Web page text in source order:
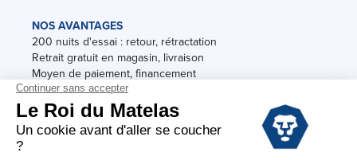
NOS AVANTAGES
200 nuits d'essai : retour, rétractation
Retrait gratuit en magasin, livraison
Moyen de paiement, financement
Garantie